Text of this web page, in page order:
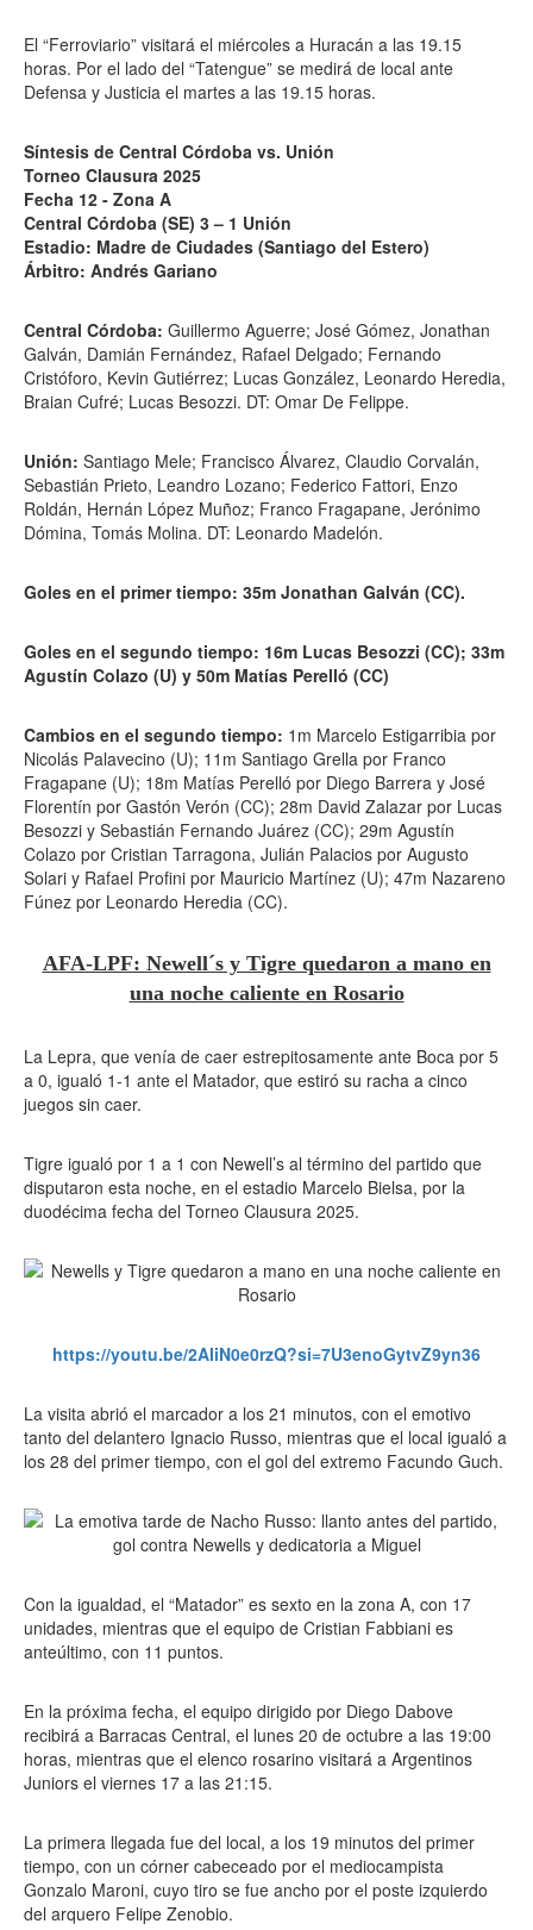
El “Ferroviario” visitará el miércoles a Huracán a las 19.15
horas. Por el lado del “Tatengue” se medirá de local ante
Defensa y Justicia el martes a las 19.15 horas.
Síntesis de Central Córdoba vs. Unión
Torneo Clausura 2025
Fecha 12 - Zona A
Central Córdoba (SE) 3 – 1 Unión
Estadio: Madre de Ciudades (Santiago del Estero)
Árbitro: Andrés Gariano
Central Córdoba: Guillermo Aguerre; José Gómez, Jonathan
Galván, Damián Fernández, Rafael Delgado; Fernando
Cristóforo, Kevin Gutiérrez; Lucas González, Leonardo Heredia,
Braian Cufré; Lucas Besozzi. DT: Omar De Felippe.
Unión: Santiago Mele; Francisco Álvarez, Claudio Corvalán,
Sebastián Prieto, Leandro Lozano; Federico Fattori, Enzo
Roldán, Hernán López Muñoz; Franco Fragapane, Jerónimo
Dómina, Tomás Molina. DT: Leonardo Madelón.
Goles en el primer tiempo: 35m Jonathan Galván (CC).
Goles en el segundo tiempo: 16m Lucas Besozzi (CC); 33m
Agustín Colazo (U) y 50m Matías Perelló (CC)
Cambios en el segundo tiempo: 1m Marcelo Estigarribia por
Nicolás Palavecino (U); 11m Santiago Grella por Franco
Fragapane (U); 18m Matías Perelló por Diego Barrera y José
Florentín por Gastón Verón (CC); 28m David Zalazar por Lucas
Besozzi y Sebastián Fernando Juárez (CC); 29m Agustín
Colazo por Cristian Tarragona, Julián Palacios por Augusto
Solari y Rafael Profini por Mauricio Martínez (U); 47m Nazareno
Fúnez por Leonardo Heredia (CC).
AFA-LPF: Newell´s y Tigre quedaron a mano en
una noche caliente en Rosario
La Lepra, que venía de caer estrepitosamente ante Boca por 5
a 0, igualó 1-1 ante el Matador, que estiró su racha a cinco
juegos sin caer.
Tigre igualó por 1 a 1 con Newell’s al término del partido que
disputaron esta noche, en el estadio Marcelo Bielsa, por la
duodécima fecha del Torneo Clausura 2025.
https://youtu.be/2AIiN0e0rzQ?si=7U3enoGytvZ9yn36
La visita abrió el marcador a los 21 minutos, con el emotivo
tanto del delantero Ignacio Russo, mientras que el local igualó a
los 28 del primer tiempo, con el gol del extremo Facundo Guch.
Con la igualdad, el “Matador” es sexto en la zona A, con 17
unidades, mientras que el equipo de Cristian Fabbiani es
anteúltimo, con 11 puntos.
En la próxima fecha, el equipo dirigido por Diego Dabove
recibirá a Barracas Central, el lunes 20 de octubre a las 19:00
horas, mientras que el elenco rosarino visitará a Argentinos
Juniors el viernes 17 a las 21:15.
La primera llegada fue del local, a los 19 minutos del primer
tiempo, con un córner cabeceado por el mediocampista
Gonzalo Maroni, cuyo tiro se fue ancho por el poste izquierdo
del arquero Felipe Zenobio.